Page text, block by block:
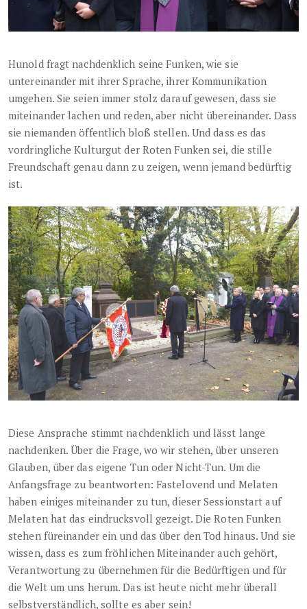
Hunold fragt nachdenklich seine Funken, wie sie
untereinander mit ihrer Sprache, ihrer Kommunikation
umgehen. Sie seien immer stolz darauf gewesen, dass sie
miteinander lachen und reden, aber nicht übereinander. Dass
sie niemanden öffentlich bloß stellen. Und dass es das
vordringliche Kulturgut der Roten Funken sei, die stille
Freundschaft genau dann zu zeigen, wenn jemand bedürftig
ist.
Diese Ansprache stimmt nachdenklich und lässt lange
nachdenken. Über die Frage, wo wir stehen, über unseren
Glauben, über das eigene Tun oder Nicht-Tun. Um die
Anfangsfrage zu beantworten: Fastelovend und Melaten
haben einiges miteinander zu tun, dieser Sessionstart auf
Melaten hat das eindrucksvoll gezeigt. Die Roten Funken
stehen füreinander ein und das über den Tod hinaus. Und sie
wissen, dass es zum fröhlichen Miteinander auch gehört,
Verantwortung zu übernehmen für die Bedürftigen und für
die Welt um uns herum. Das ist heute nicht mehr überall
selbstverständlich, sollte es aber sein!